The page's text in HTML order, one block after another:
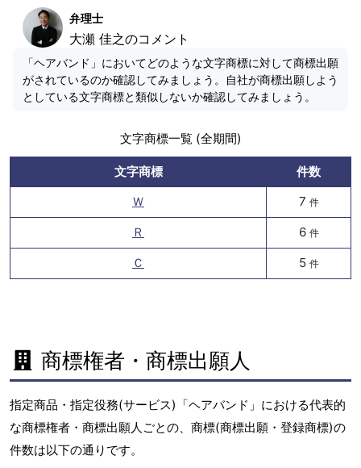
弁理士
大瀬 佳之のコメント
「ヘアバンド」においてどのような文字商標に対して商標出願
がされているのか確認してみましょう。自社が商標出願しよう
としている文字商標と類似しないか確認してみましょう。
文字商標一覧 (全期間)
文字商標
件数
Ｗ
7 件
Ｒ 6 件
Ｃ 5 件
商標権者・商標出願人
指定商品・指定役務(サービス)「ヘアバンド」における代表的
な商標権者・商標出願人ごとの、商標(商標出願・登録商標)の
件数は以下の通りです。